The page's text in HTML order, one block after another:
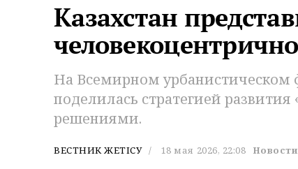
Казахстан
На Всемирном урбанистическом
поделилась стратегией
решениями.
ВЕСТНИК ЖЕТІСУ 18 мая 2026, 22:08